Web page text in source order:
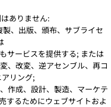
ありません:
、出版、頒布、サブライセ
サービスを提供する; または
、改変、逆アセンブル、再コ
リング;
作成、設計、製造、マーケテ
するためにウェブサイトおよ